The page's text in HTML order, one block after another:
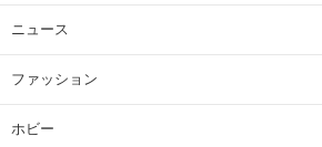
ニュース
ファッション
ホビー